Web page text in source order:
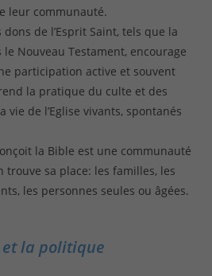
leur communauté.
de l’Esprit Saint, tels que la
Nouveau Testament, encourage
participation active et souvent
la pratique du culte et des
vie de l’Eglise vivants, spontanés
la Bible est une communauté
trouve sa place: les familles, les
les personnes seules ou âgées.
et la politique